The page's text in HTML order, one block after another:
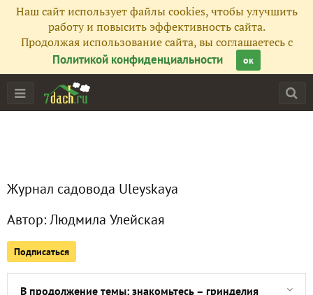
Наш сайт использует файлы cookies, чтобы улучшить
работу и повысить эффективность сайта.
Продолжая использование сайта, вы соглашаетесь с
Политикой конфиденциальности
ок
Журнал садовода Uleyskaya
Автор:Людмила Улейская
Подписаться
Все публикации 403
Сейчас обсуждают
Знакомьтесь: канупер (кануфер) бальзамический
Знакомьтесь: энотера двулетняя, или ослинник двулетний
Необычная встреча с цикламеном пурпурным
В продолжение темы: знакомьтесь – гринделия